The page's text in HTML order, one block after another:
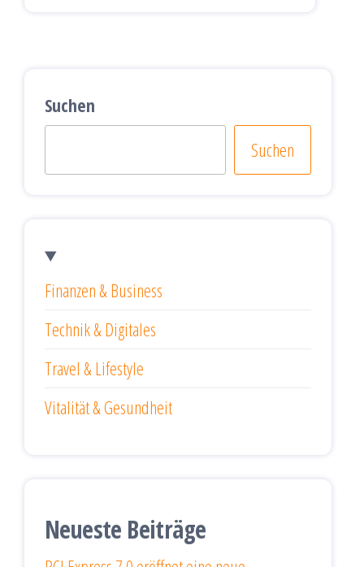
Suchen
Suchen
Finanzen & Business
Technik & Digitales
Travel & Lifestyle
Vitalität & Gesundheit
Neueste Beiträge